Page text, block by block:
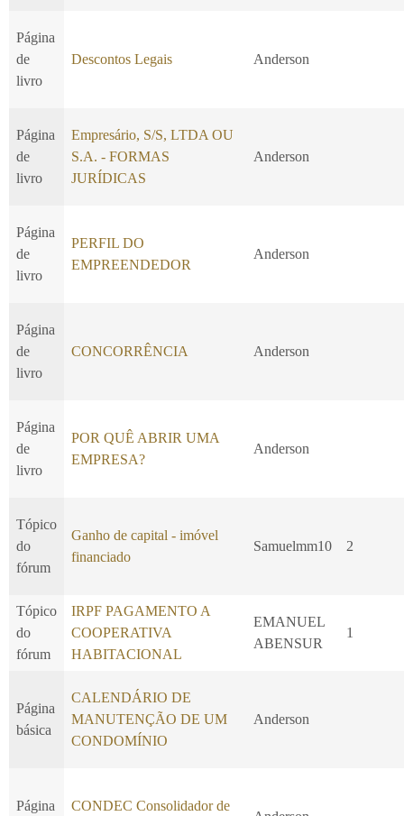
Página
de
livro
Descontos Legais Anderson
Página
de
livro
Empresário, S/S, LTDA OU
S.A. - FORMAS
JURÍDICAS
Anderson
Página
de
livro
PERFIL DO
EMPREENDEDOR
Anderson
Página
de
livro
CONCORRÊNCIA Anderson
Página
de
livro
POR QUÊ ABRIR UMA
EMPRESA?
Anderson
Tópico
do
fórum
Ganho de capital - imóvel
financiado
Samuelmm10 2
Tópico
do
fórum
IRPF PAGAMENTO A
COOPERATIVA
HABITACIONAL
EMANUEL
ABENSUR
1
Página
básica
CALENDÁRIO DE
MANUTENÇÃO DE UM
CONDOMÍNIO
Anderson
Página CONDEC Consolidador de